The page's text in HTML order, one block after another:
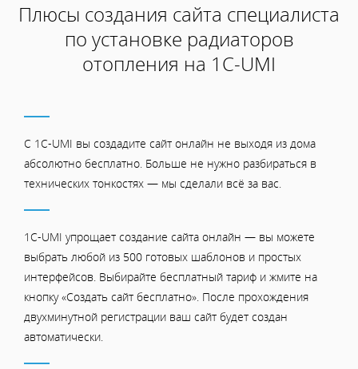
Плюсы создания сайта специалиста
по установке радиаторов
отопления на 1С-UMI
С 1C-UMI вы создадите сайт онлайн не выходя из дома
абсолютно бесплатно. Больше не нужно разбираться в
технических тонкостях — мы сделали всё за вас.
1C-UMI упрощает создание сайта онлайн — вы можете
выбрать любой из 500 готовых шаблонов и простых
интерфейсов. Выбирайте бесплатный тариф и жмите на
кнопку «Создать сайт бесплатно». После прохождения
двухминутной регистрации ваш сайт будет создан
автоматически.